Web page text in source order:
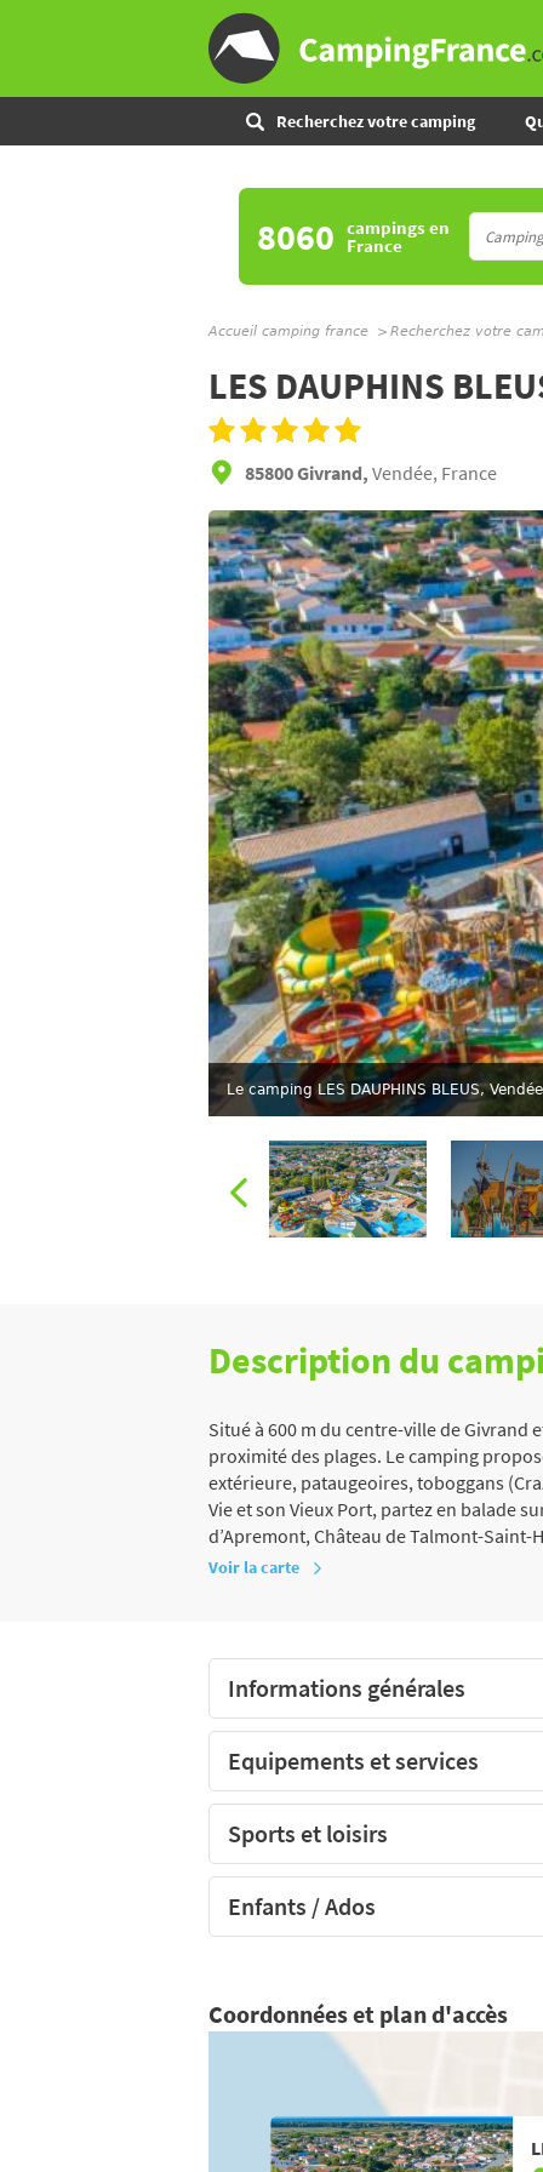
Recherchez votre camping
8060 campingsen
France
Accueil camping france Recherchez votre
LES DAUPHINS
85800 Givrand, Vendée, France
Le camping LES DAUPHINS BLEUS, Vendée
Espace jeux pour les enfants
Description du
Situé à 600 m du centre-ville de Givrand
proximité des plages. Le camping
extérieure, pataugeoires, toboggans
Vie et son Vieux Port, partez en balade
d’Apremont, Château de Talmont-
Voir la carte
Informations générales
Equipements et services
Sports et loisirs
Enfants / Ados
Coordonnées et plan d'accès